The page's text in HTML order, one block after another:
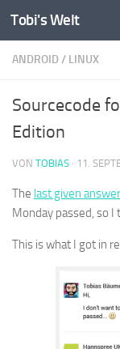
Zum Inhalt
Tobi's Welt
ANDROID / LINUX
Sourcecode
Edition
VON TOBIAS · 11.
The last given answer
Monday passed, so
This is what I got in